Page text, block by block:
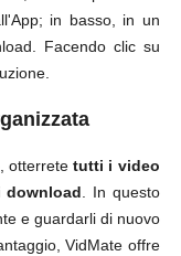
in basso, in un
Facendo clic su
otterretetutti i video
download . In questo
e guardarli di nuovo
VidMate offre